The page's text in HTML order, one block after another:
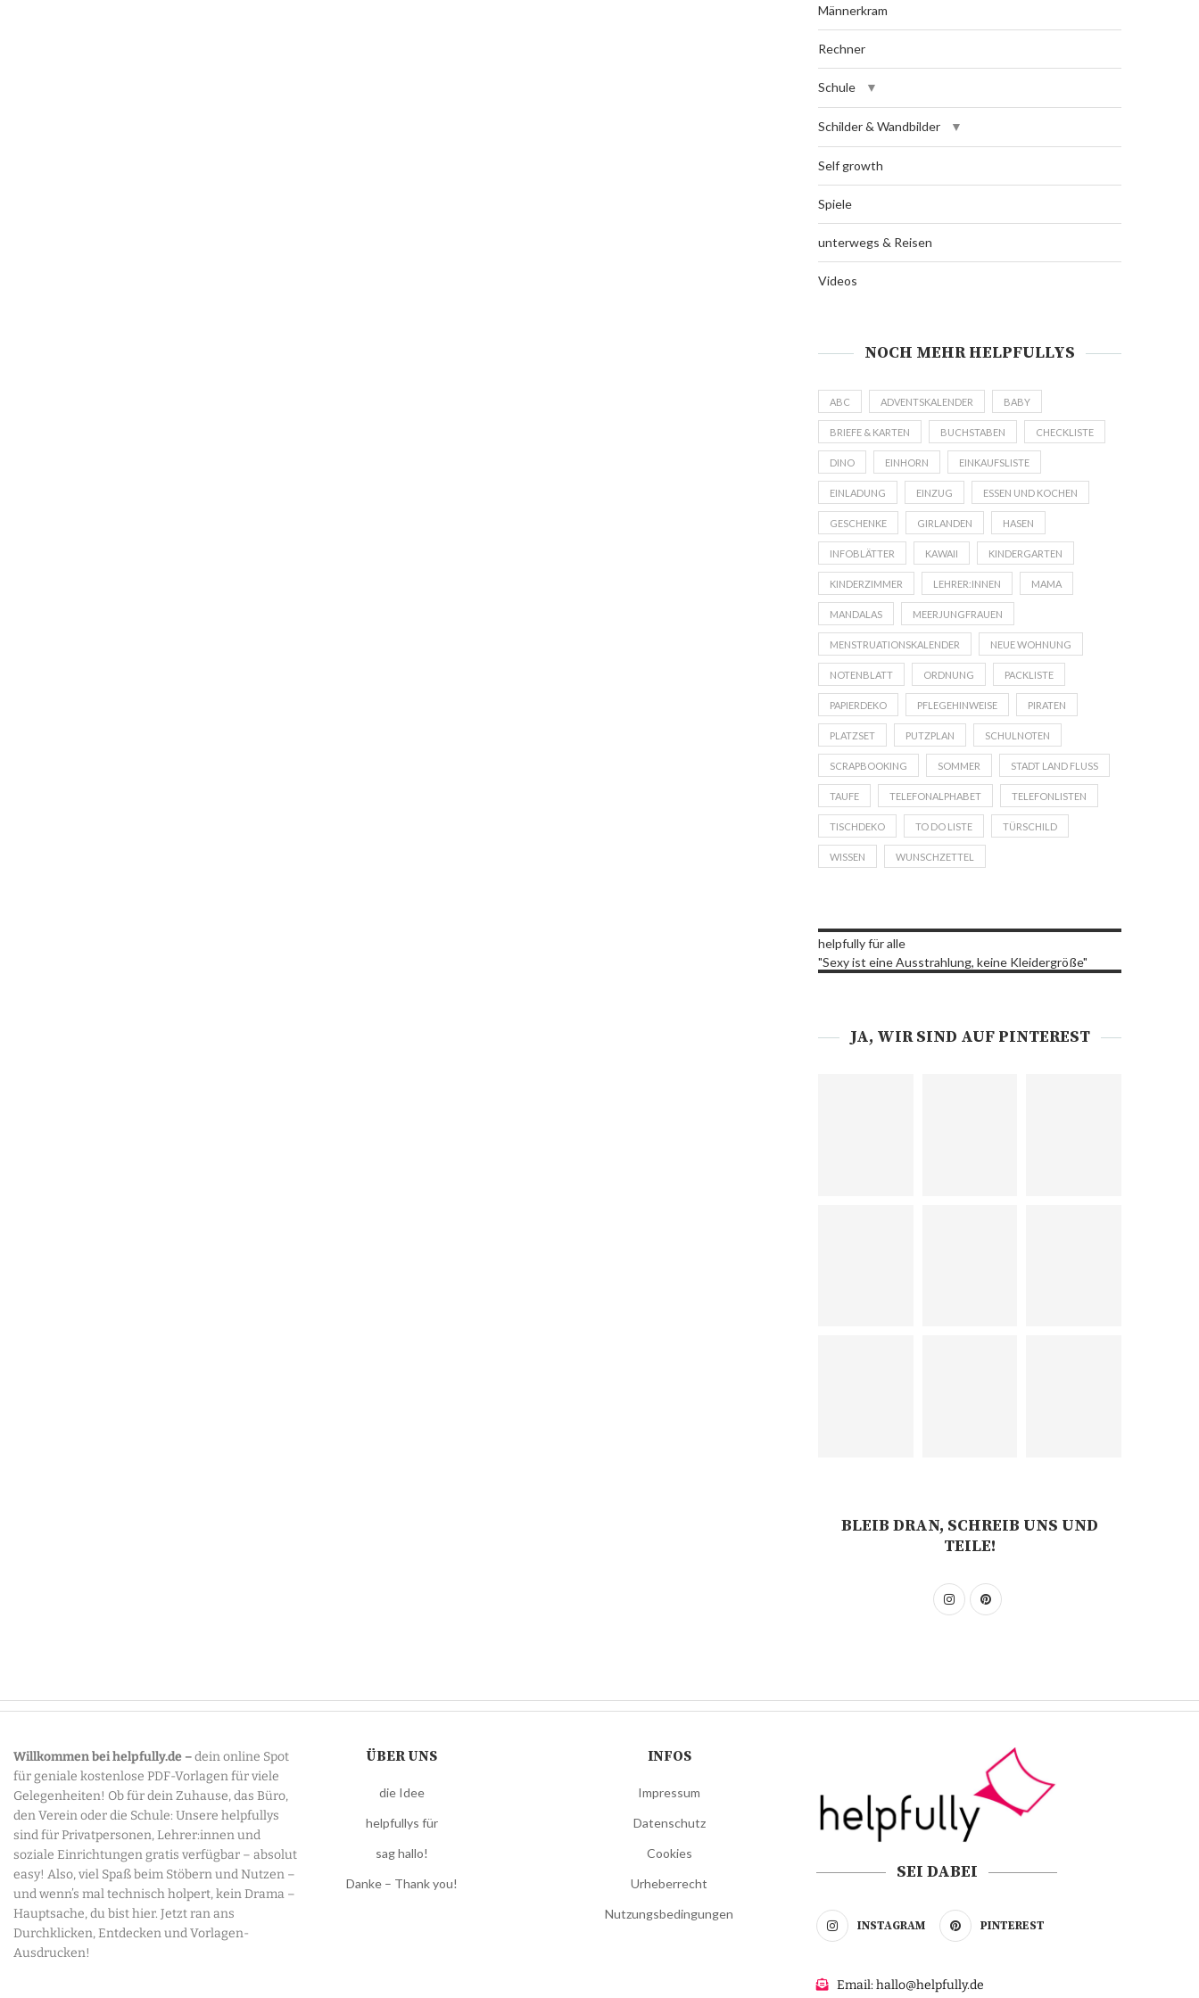
Männerkram
Rechner
Schule
Schilder & Wandbilder
Self growth
Spiele
unterwegs & Reisen
Videos
NOCH MEHR HELPFULLYS
ABC ADVENTSKALENDER BABY
BRIEFE & KARTEN BUCHSTABEN CHECKLISTE
DINO EINHORN EINKAUFSLISTE
EINLADUNG EINZUG ESSEN UND KOCHEN
GESCHENKE GIRLANDEN HASEN
INFOBLÄTTER KAWAII KINDERGARTEN
KINDERZIMMER LEHRER:INNEN MAMA
MANDALAS MEERJUNGFRAUEN
MENSTRUATIONSKALENDER NEUE WOHNUNG
NOTENBLATT ORDNUNG PACKLISTE
PAPIERDEKO PFLEGEHINWEISE PIRATEN
PLATZSET PUTZPLAN SCHULNOTEN
SCRAPBOOKING SOMMER STADT LAND FLUSS
TAUFE TELEFONALPHABET TELEFONLISTEN
TISCHDEKO TO DO LISTE TÜRSCHILD
WISSEN WUNSCHZETTEL
helpfully für alle
"Sexy ist eine Ausstrahlung, keine Kleidergröße"
JA, WIR SIND AUF PINTEREST
BLEIB DRAN, SCHREIB UNS UND
TEILE!
Willkommen bei helpfully.de –dein online Spot
für geniale kostenlose PDF-Vorlagen für viele
Gelegenheiten! Ob für dein Zuhause, das Büro,
den Verein oder die Schule: Unsere helpfullys
sind für Privatpersonen, Lehrer:innen und
soziale Einrichtungen gratis verfügbar – absolut
easy! Also, viel Spaß beim Stöbern und Nutzen –
und wenn’s mal technisch holpert, kein Drama –
Hauptsache, du bist hier. Jetzt ran ans
Durchklicken, Entdecken und Vorlagen-
Ausdrucken!
ÜBER UNS
die Idee
helpfullys für
sag hallo!
Danke – Thank you!
INFOS
Impressum
Datenschutz
Cookies
Urheberrecht
Nutzungsbedingungen
SEI DABEI
INSTAGRAM PINTEREST
Email: hallo@helpfully.de